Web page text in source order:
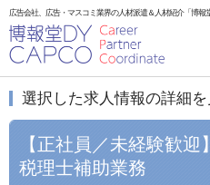
広告会社、広告・マスコミ業界の人材派遣＆人材紹介「博報
選択した求人情報の詳細を
【正社員／未経験歓
税理士補助業務